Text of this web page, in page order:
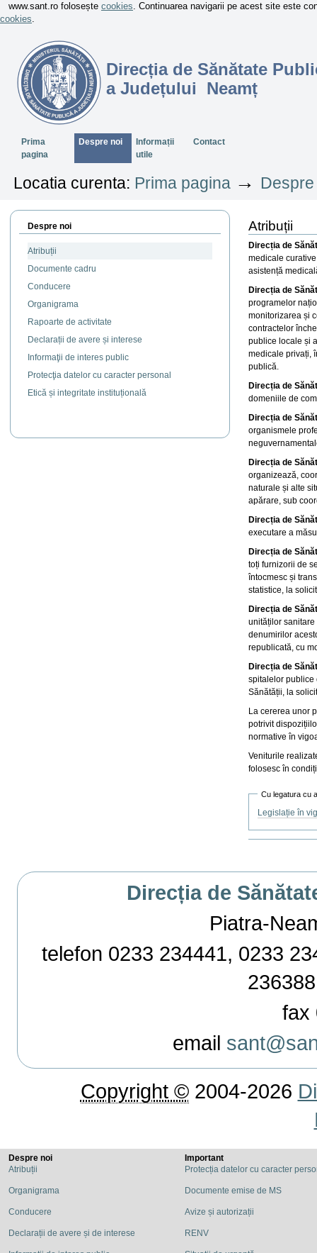
www.sant.ro folosește cookies. Continuarea navigarii pe acest site este
cookies.
Direcția de Sănătate
a Județului Neamț
SectiuniPrima
pagina
Despre noi
Informații
utile
Contact
Locatia curenta: Prima pagina →
Despre noi
Atribuții
Documente cadru
Conducere
Organigrama
Rapoarte de activitate
Declarații de avere și interese
Informaţii de interes public
Protecţia datelor cu caracter personal
Etică și integritate instituțională
Atribuții
Direcția de
medicale
asistență
Direcția de
programelor
monitorizarea și
contractelor
publice locale și
medicale privați,
publică.
Direcția de
domeniile de
Direcția de
organismele
Direcția de
organizează,
naturale și alte
apărare, sub
Direcția de
executare a
Direcția de
toți furnizorii de
întocmesc și
statistice, la
Direcția de
unităților
denumirilor
republicată, cu
Direcția de
spitalelor publice
Sănătății, la
La cererea unor
potrivit
normative în
Veniturile
folosesc în
Cu legatura cu
Legislație în
Direcția de
Piatra-
telefon 0233 234441, 0233
fax
email
Copyright ©2004-2026
Despre noi
Atribuții
Organigrama
Conducere
Declarații de avere și de interese
Important
Protecția datelor cu caracter
Documente emise de MS
Avize și autorizații
RENV